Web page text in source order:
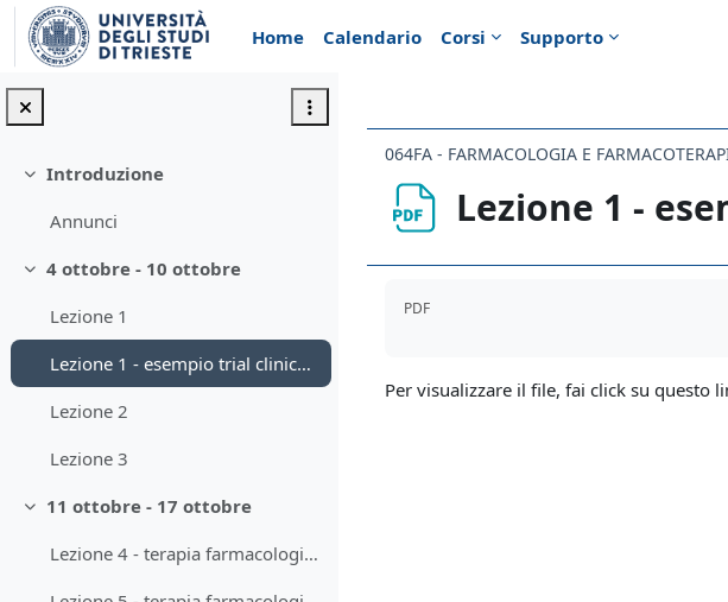
Vai al contenuto principale
Home
Calendario Corsi Supporto
Minimizza
Introduzione
Annunci
Minimizza
4 ottobre - 10 ottobre
Lezione 1
Lezione 1 - esempio trial clinico randomizzato
Lezione 2
Lezione 3
Minimizza
11 ottobre - 17 ottobre
Lezione 4 - terapia farmacologia della depressione e dei disturbi d'ansia
064FA - FARMACOLOGIA E
Lezione 1 -
PDF
Per visualizzare il file, fai click su questo